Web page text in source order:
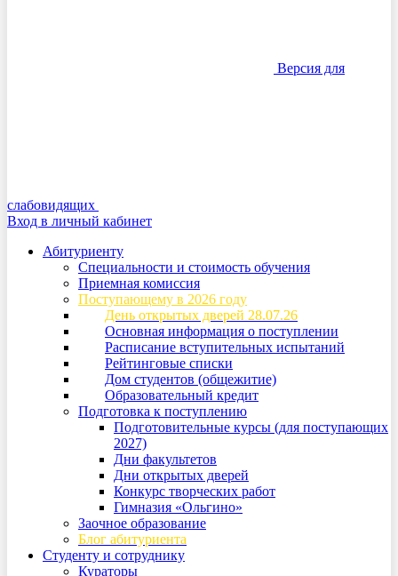
Версия для
слабовидящих
Вход в личный кабинет
Абитуриенту
Специальности и стоимость обучения
Приемная комиссия
Поступающему в 2026 году
День открытых дверей 28.07.26
Основная информация о поступлении
Расписание вступительных испытаний
Рейтинговые списки
Дом студентов (общежитие)
Образовательный кредит
Подготовка к поступлению
Подготовительные курсы (для поступающих
2027)
Дни факультетов
Дни открытых дверей
Конкурс творческих работ
Гимназия «Ольгино»
Заочное образование
Блог абитуриента
Студенту и сотруднику
Кураторы